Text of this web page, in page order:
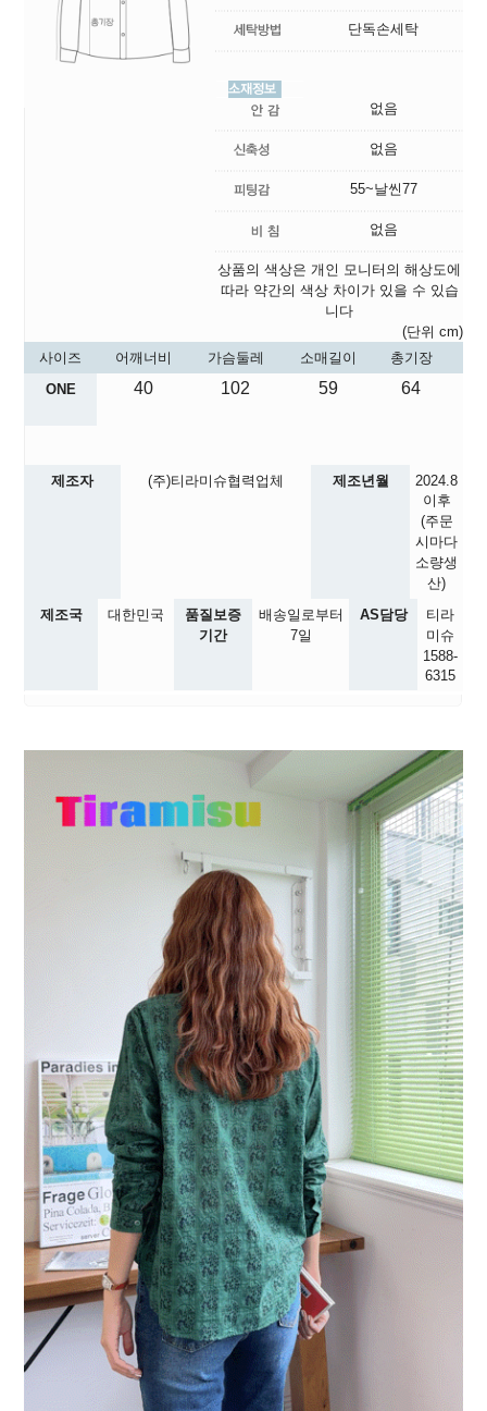
단독손세탁
없음
없음
55~날씬77
없음
상품의 색상은 개인 모니터의 해상도에
따라 약간의 색상 차이가 있을 수 있습
니다
(단위 cm)
사이즈
어깨너비 가슴둘레 소매길이
총기장
ONE
40 102 59 64
제조자 (주)티라미슈협력업체 제조년월
2024.8
이후
(주문
시마다
소량생
산)
제조국
대한민국
품질보증
기간
배송일로부터
7일
AS담당
티라
미슈
1588-
6315